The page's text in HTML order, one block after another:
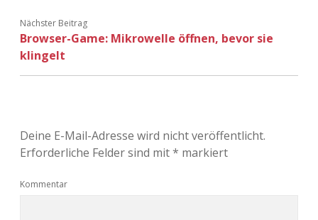
Nächster Beitrag
Browser-Game: Mikrowelle öffnen, bevor sie
klingelt
Deine E-Mail-Adresse wird nicht veröffentlicht.
Erforderliche Felder sind mit* markiert
Kommentar